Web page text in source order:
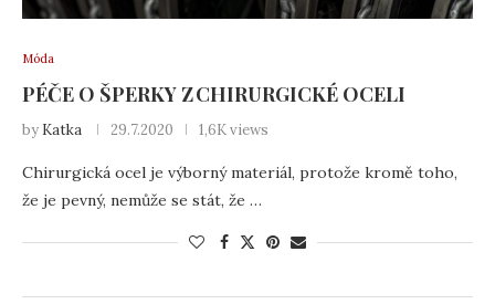
Móda
PÉČE O ŠPERKY Z CHIRURGICKÉ OCELI
by Katka 29.7.2020 1,6K views
Chirurgická ocel je výborný materiál, protože kromě toho,
že je pevný, nemůže se stát, že …